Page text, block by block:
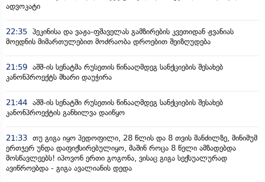
ადვოკატი
22:35 პეკინისა და ვაჟა-ფშაველას გამზირების კვეთიდან ჟვანიას
მოედნის მიმართულებით მოძრაობა დროებით შეიზღუდება
21:59 აშშ-ის სენატმა რუსეთის წინააღმდეგ სანქციების შესახებ
კანონპროექტს მხარი დაუჭირა
21:44 აშშ-ის სენატში რუსეთის წინააღმდეგ სანქციების შესახებ
კანონპროექტის განხილვა დაიწყო
21:33 თუ გიგა იყო პედოფილი, 28 წლის და 8 თვის მანძილზე, მინიმუმ
ერთჯერ უნდა დაფიქსირებულიყო, მაშინ როცა 8 წელი ამზადებდა
მოსწავლეებს! იპოვონ ერთი გოგონა, ვისაც გიგა სექსუალურად
ავიწროებდა - გიგა ავალიანის დედა